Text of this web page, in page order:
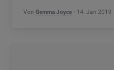
Von Gemma Joyce 14. Jan 2019